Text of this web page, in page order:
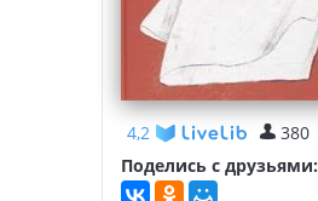
4,2 380
Поделись с друзьями: